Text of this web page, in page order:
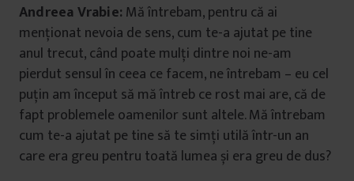
Andreea Vrabie: Mă întrebam, pentru că ai
menționat nevoia de sens, cum te-a ajutat pe tine
anul trecut, când poate mulți dintre noi ne-am
pierdut sensul în ceea ce facem, ne întrebam – eu cel
puțin am început să mă întreb ce rost mai are, că de
fapt problemele oamenilor sunt altele. Mă întrebam
cum te-a ajutat pe tine să te simți utilă într-un an
care era greu pentru toată lumea și era greu de dus?